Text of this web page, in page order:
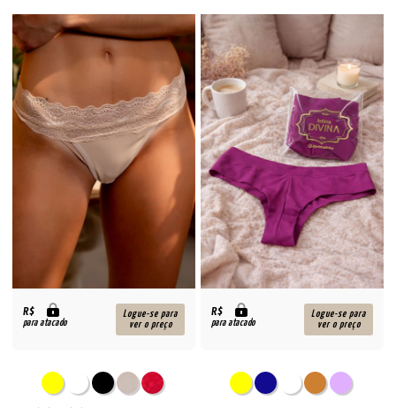
R$
para atacado
Logue-se para
ver o preço
R$
para atacado
Logue-se para
ver o preço